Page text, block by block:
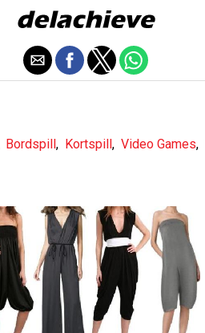
Bordspill, Kortspill, Video Games,